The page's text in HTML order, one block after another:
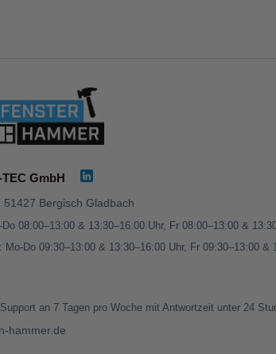
GmbH
Bergisch Gladbach
08:00–13:00 & 13:30–16:00 Uhr, Fr 08:00–13:00 &
Do 09:30–13:00 & 13:30–16:00 Uhr, Fr 09:30–13:00 &
an 7 Tagen pro Woche mit Antwortzeit unter 24
hammer.de